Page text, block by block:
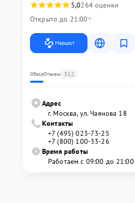
5,0264 оценки
Открыто до 21:00
Маршрут
ОбзорОтзывы 312
Адрес
г. Москва, ул. Чаянова 18
Контакты
+7 (495) 023-73-25
+7 (800) 100-33-26
Время работы
Работаем с 09:00 до 21:00